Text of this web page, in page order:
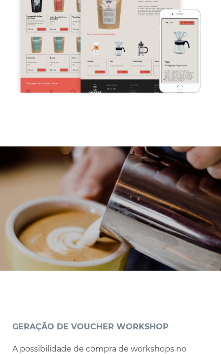
GERAÇÃO DE VOUCHER WORKSHOP
A possibilidade de compra de workshops no